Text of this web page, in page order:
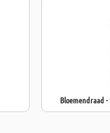
Bloemendraad